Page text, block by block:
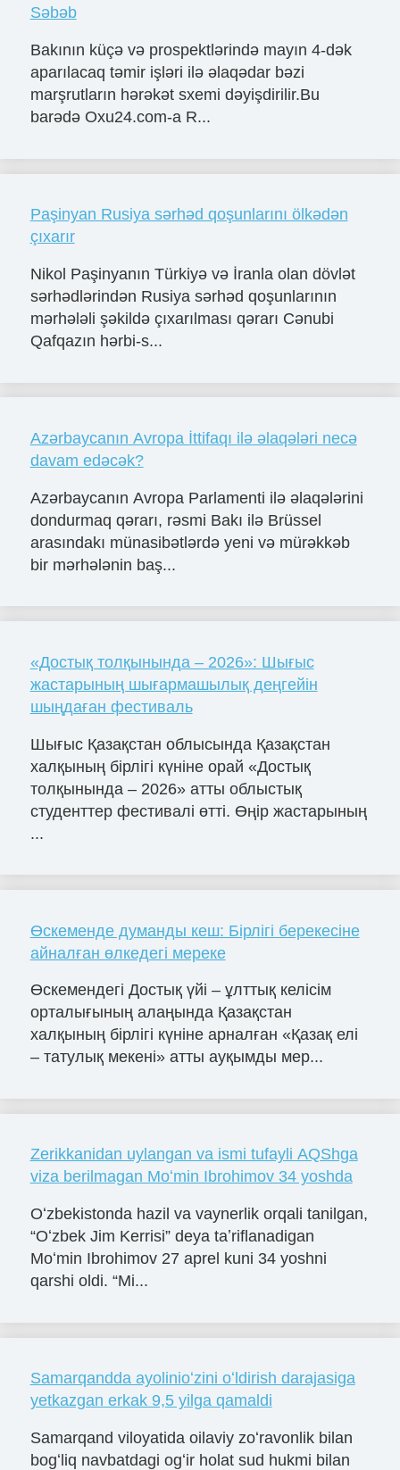
Səbəb
Bakının küçə və prospektlərində mayın 4-dək
aparılacaq təmir işləri ilə əlaqədar bəzi
marşrutların hərəkət sxemi dəyişdirilir.Bu
barədə Oxu24.com-a R...
Paşinyan Rusiya sərhəd qoşunlarını ölkədən
çıxarır
Nikol Paşinyanın Türkiyə və İranla olan dövlət
sərhədlərindən Rusiya sərhəd qoşunlarının
mərhələli şəkildə çıxarılması qərarı Cənubi
Qafqazın hərbi-s...
Azərbaycanın Avropa İttifaqı ilə əlaqələri necə
davam edəcək?
Azərbaycanın Avropa Parlamenti ilə əlaqələrini
dondurmaq qərarı, rəsmi Bakı ilə Brüssel
arasındakı münasibətlərdə yeni və mürəkkəb
bir mərhələnin baş...
«Достық толқынында – 2026»: Шығыс
жастарының шығармашылық деңгейін
шыңдаған фестиваль
Шығыс Қазақстан облысында Қазақстан
халқының бірлігі күніне орай «Достық
толқынында – 2026» атты облыстық
студенттер фестивалі өтті. Өңір жастарының
...
Өскеменде думанды кеш: Бірлігі берекесіне
айналған өлкедегі мереке
Өскемендегі Достық үйі – ұлттық келісім
орталығының алаңында Қазақстан
халқының бірлігі күніне арналған «Қазақ елі
– татулық мекені» атты ауқымды мер...
Zerikkanidan uylangan va ismi tufayli AQShga
viza berilmagan Moʻmin Ibrohimov 34 yoshda
Oʻzbekistonda hazil va vaynerlik orqali tanilgan,
“Oʻzbek Jim Kerrisi” deya taʼriflanadigan
Moʻmin Ibrohimov 27 aprel kuni 34 yoshni
qarshi oldi. “Mi...
Samarqandda ayolinioʻzini oʻldirish darajasiga
yetkazgan erkak 9,5 yilga qamaldi
Samarqand viloyatida oilaviy zoʻravonlik bilan
bogʻliq navbatdagi ogʻir holat sud hukmi bilan